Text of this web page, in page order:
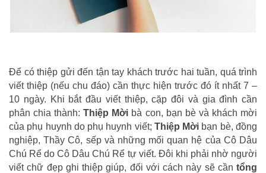
Để có thiệp gửi đến tận tay khách trước hai tuần, quá trình
viết thiệp (nếu chu đáo) cần thực hiện trước đó ít nhất 7 –
10 ngày. Khi bắt đầu viết thiệp, cặp đôi và gia đình cần
phân chia thành:Thiệp Mời bà con, bạn bè và khách mời
của phụ huynh do phụ huynh viết; Thiệp Mời bạn bè, đồng
nghiệp, Thầy Cô, sếp và những mối quan hệ của Cô Dâu
Chú Rể do Cô Dâu Chú Rể tự viết. Đôi khi phải nhờ người
viết chữ đẹp ghi thiệp giúp, đối với cách này sẽ cần tổng